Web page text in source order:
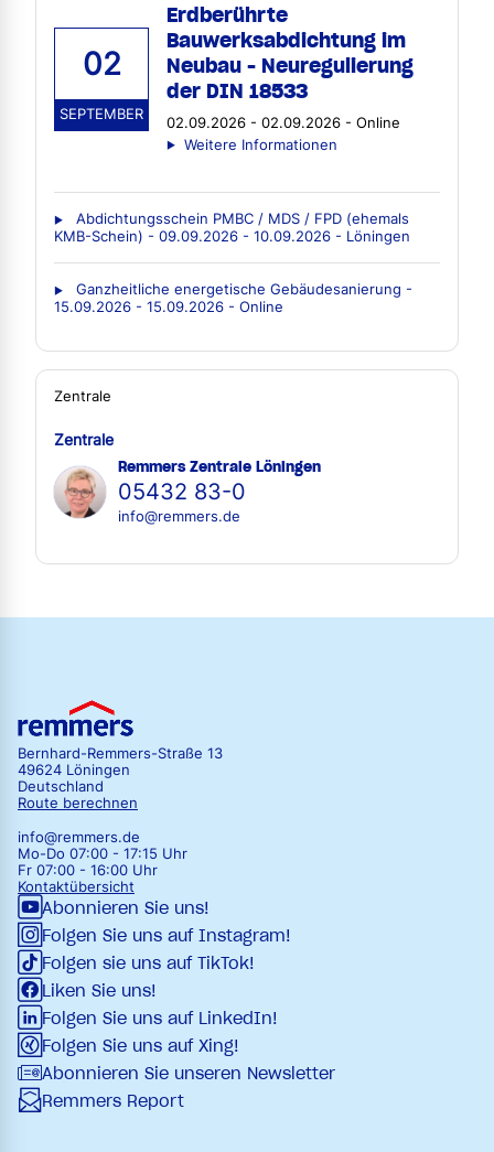
02
SEPTEMBER
Erdberührte
Bauwerksabdichtung im
Neubau - Neuregulierung
der DIN 18533
02.09.2026 - 02.09.2026 - Online
Weitere Informationen
Abdichtungsschein PMBC / MDS / FPD (ehemals
KMB-Schein) - 09.09.2026 - 10.09.2026 - Löningen
Ganzheitliche energetische Gebäudesanierung -
15.09.2026 - 15.09.2026 - Online
Zentrale
Zentrale
Remmers Zentrale Löningen
05432 83-0
info@remmers.de
Bernhard-Remmers-Straße 13
49624 Löningen
Deutschland
Route berechnen
info@remmers.de
Mo-Do 07:00 - 17:15 Uhr
Fr 07:00 - 16:00 Uhr
Kontaktübersicht
Abonnieren Sie uns!
Folgen Sie uns auf Instagram!
Folgen sie uns auf TikTok!
Liken Sie uns!
Folgen Sie uns auf LinkedIn!
Folgen Sie uns auf Xing!
Abonnieren Sie unseren Newsletter
Remmers Report